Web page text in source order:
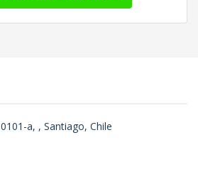
a, , Santiago, Chile